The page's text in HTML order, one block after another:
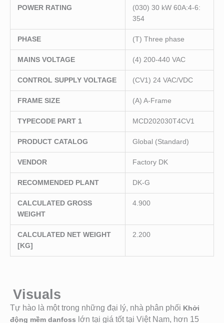
POWER RATING
(030) 30 kW 60A:4-6:
354
PHASE (T) Three phase
MAINS VOLTAGE (4) 200-440 VAC
CONTROL SUPPLY VOLTAGE (CV1) 24 VAC/VDC
FRAME SIZE (A) A-Frame
TYPECODE PART 1 MCD202030T4CV1
PRODUCT CATALOG Global (Standard)
VENDOR Factory DK
RECOMMENDED PLANT DK-G
CALCULATED GROSS
WEIGHT
4.900
CALCULATED NET WEIGHT
[KG]
2.200
Visuals
Tự hào là một trong những đại lý, nhà phân phối Khởi
động mềm danfoss lớn tại giá tốt tại Việt Nam, hơn 15